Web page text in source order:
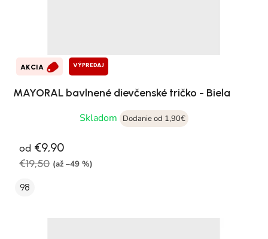
AKCIA VÝPREDAJ
MAYORAL bavlnené dievčenské tričko - Biela
Skladom
Dodanie od 1,90€
od €9,90
€19,50 (až –49 %)
98